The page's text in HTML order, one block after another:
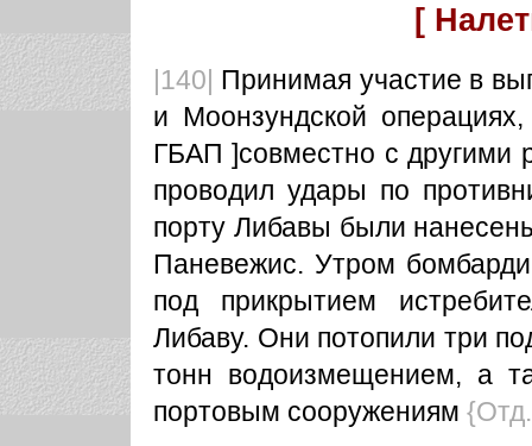
[
|140| Принимая участие в
и Моонзундской
ГБАП ]совместно с другими
проводил удары по
порту Либавы были
Паневежис. Утром
под прикрытием
Либаву. Они потопили три
тонн водоизмещением, а
портовым сооружениям